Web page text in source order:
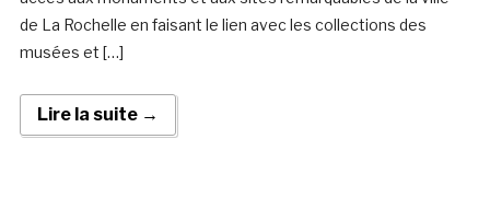
de La Rochelle en faisant le lien avec les collections des
musées et […]
Lire la suite →